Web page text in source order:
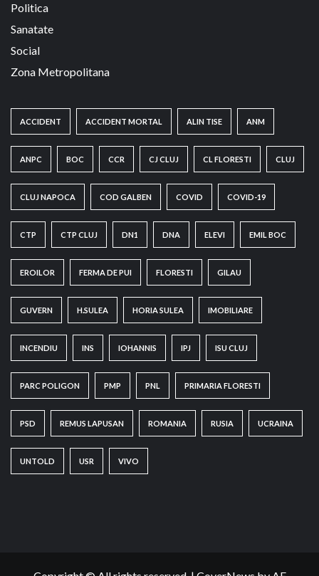
Politica
Sanatate
Social
Zona Metropolitana
ACCIDENT ACCIDENT MORTAL ALIN TISE ANM
ANPC BOC CCR CJ CLUJ CL FLORESTI CLUJ
CLUJ NAPOCA COD GALBEN COVID COVID-19
CTP CTP CLUJ DN1 DNA ELEVI EMIL BOC
EROILOR FERMA DE PUI FLORESTI GILAU
GUVERN H.SULEA HORIA SULEA IMOBILIARE
INCENDIU INS IOHANNIS IPJ ISU CLUJ
PARC POLIGON PMP PNL PRIMARIA FLORESTI
PSD REMUS LAPUSAN ROMANIA RUSIA UCRAINA
UNTOLD USR VIVO